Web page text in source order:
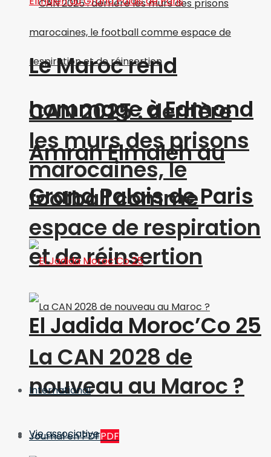
CAN 2025 : derrière
les murs des prisons
marocaines, le
football comme
espace de respiration
et de réinsertion
La CAN 2028 de
nouveau au Maroc ?
Journal en PDFPDF
Le Maroc rend
hommage à Edmond
Amran Elmaleh au
Grand Palais de Paris
El Jadida Moroc’Co 25
International
Vie associative